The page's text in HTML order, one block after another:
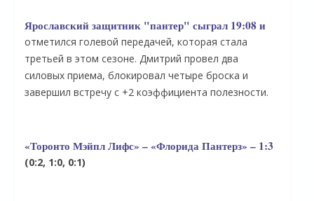
Ярославский защитник "пантер" сыграл 19:08 и
отметился голевой передачей, которая стала
третьей в этом сезоне. Дмитрий провел два
силовых приема, блокировал четыре броска и
завершил встречу с +2 коэффициента полезности.
«Торонто Мэйпл Лифс» – «Флорида Пантерз» – 1:3
(0:2, 1:0, 0:1)